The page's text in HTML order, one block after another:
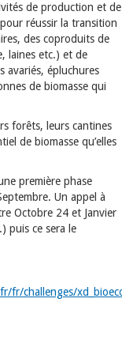
de production et de
réussir la transition
des coproduits de
laines etc.) et de
avariés, épluchures
de biomasse qui
forêts, leurs cantines
de biomasse qu’elles
première phase
Un appel à
Octobre 24 et Janvier
puis ce sera le
fr/challenges/